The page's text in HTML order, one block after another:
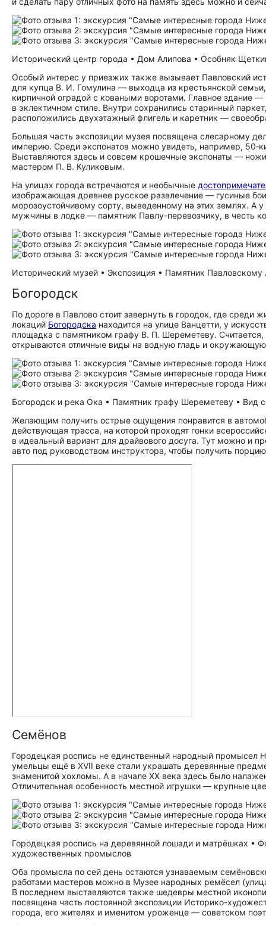
Исторический центр города • Дом Алипова • Особняк
Особый интерес у приезжих также вызывает Павловский
для купца В. И. Гомулина — выходца из крестьянской
кирпичной оградой с коваными воротами. Главное здание
в эклектичном стиле. Внутри сохранились старинный
расположились двухэтажный флигель и каретник —
Большая часть экспозиции музея посвящена слесарному
империю. Среди экспонатов можно увидеть, например,
Выставляются здесь и совсем крошечные экспонаты —
мастером П. В. Куликовым.
На улицах города встречаются и необычные
изображающая древнее русское развлечение — гусиные
морозоустойчивому сорту, выведенному на этих землях. А
мужчины в лодке — памятник Павлу-перевозчику, в честь
Исторический музей • Экспозиция • Памятник
Богородск
По дороге в Павлово стоит завернуть в городок, где
локаций Богородска находится на улице Ванцетти, у
площадка с памятником графу В. П. Шереметеву. Считается,
открываются отличные виды на водную гладь и
Богородск и река Ока • Памятник графу Шереметеву •
Желающим получить острые ощущения понравится в
действующая трасса, на которой проходят гонки
в идеальный вариант для драйвового досуга. Тут можно и
авто под руководством инструктора, чтобы получить
Семёнов
Городецкая роспись не единственный народный промысел
умельцы ещё в XVII веке стали украшать деревянные
знаменитой хохломы. А в начале XX века здесь было
Отличительная особенность местной игрушки — крупные
Городецкая роспись на деревянной лошади и матрёшках •
художественных промыслов
Оба промысла по сей день остаются узнаваемым
работами мастеров можно в Музее народных ремёсел
В последнем выставляются также шедевры местной
посвящена часть постоянной экспозиции Историко-
города, его жителях и именитом уроженце — советском